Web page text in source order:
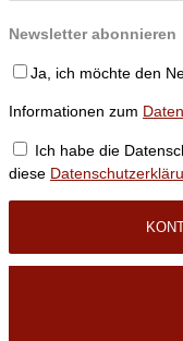
Newsletter abonnieren
Ja, ich möchte den
Informationen zum
Ich habe die
diese